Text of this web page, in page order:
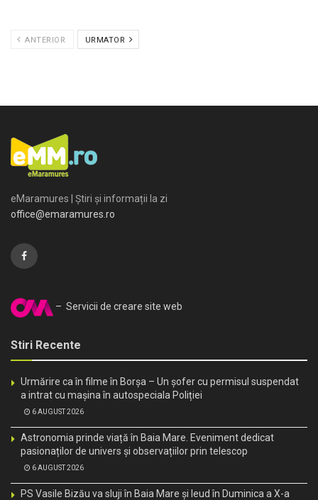
ANTERIOR URMATOR
eMaramures | Știri și informații la zi
office@emaramures.ro
– Servicii de creare site web
Stiri Recente
Urmărire ca în filme în Borșa – Un șofer cu permisul suspendat
a intrat cu mașina în autospeciala Poliției
6 AUGUST 2026
Astronomia prinde viață în Baia Mare. Eveniment dedicat
pasionaților de univers și observațiilor prin telescop
6 AUGUST 2026
PS Vasile Bizău va sluji în Baia Mare și Ieud în Duminica a X-a